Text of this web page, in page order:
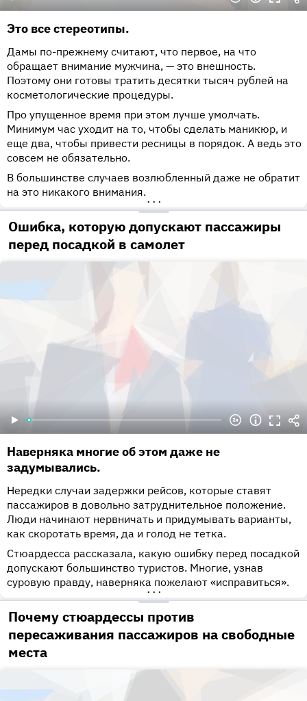
Это все стереотипы.
Дамы по-прежнему считают, что первое, на что
обращает внимание мужчина, — это внешность.
Поэтому они готовы тратить десятки тысяч рублей на
косметологические процедуры.
Про упущенное время при этом лучше умолчать.
Минимум час уходит на то, чтобы сделать маникюр, и
еще два, чтобы привести ресницы в порядок. А ведь это
совсем не обязательно.
В большинстве случаев возлюбленный даже не обратит
на это никакого внимания.
•••
Ошибка, которую допускают пассажиры
перед посадкой в самолет
Наверняка многие об этом даже не
задумывались.
Нередки случаи задержки рейсов, которые ставят
пассажиров в довольно затруднительное положение.
Люди начинают нервничать и придумывать варианты,
как скоротать время, да и голод не тетка.
Стюардесса рассказала, какую ошибку перед посадкой
допускают большинство туристов. Многие, узнав
суровую правду, наверняка пожелают «исправиться».
•••
Почему стюардессы против
пересаживания пассажиров на свободные
места